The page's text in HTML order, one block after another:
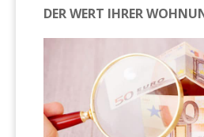
DER WERT IHRER